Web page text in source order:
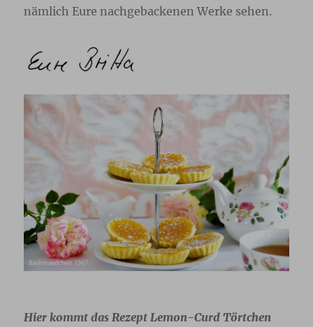
nämlich Eure nachgebackenen Werke sehen.
Hier kommt das Rezept Lemon-Curd Törtchen